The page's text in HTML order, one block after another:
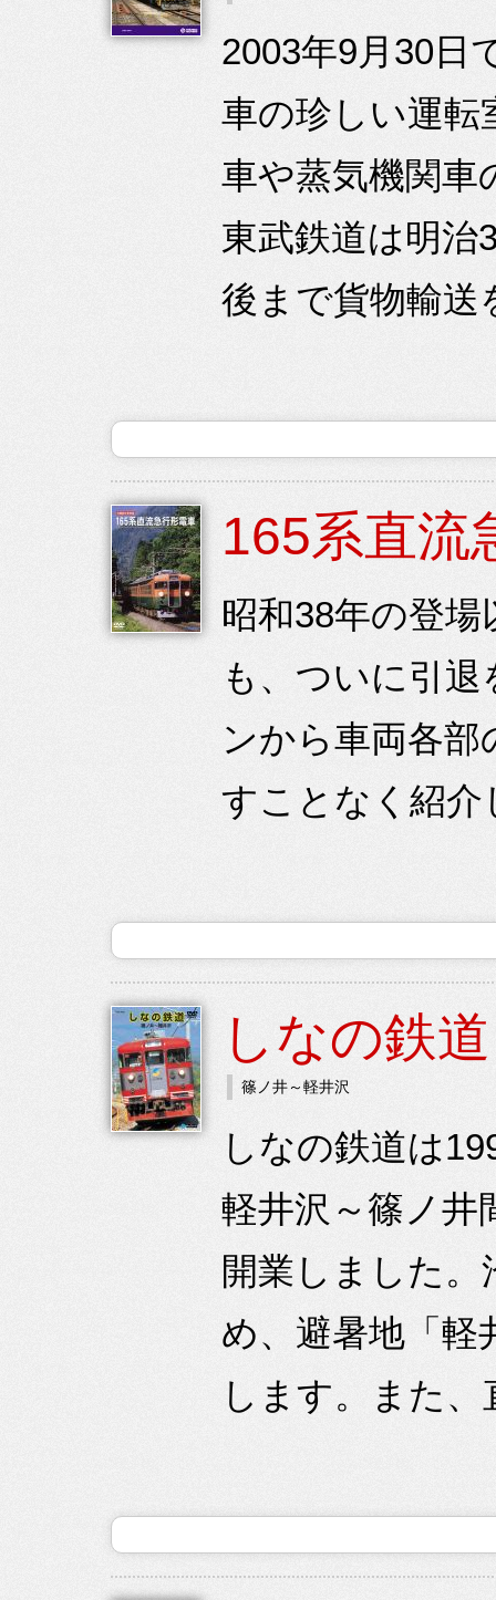
2003年9月30日
車の珍しい運転
車や蒸気機関車
東武鉄道は明治
後まで貨物輸送
165系直流
昭和38年の登
も、ついに引
ンから車両各
すことなく紹介
しなの鉄道
篠ノ井～軽井沢
しなの鉄道は
軽井沢～篠ノ井
開業しました
め、避暑地「軽
します。また